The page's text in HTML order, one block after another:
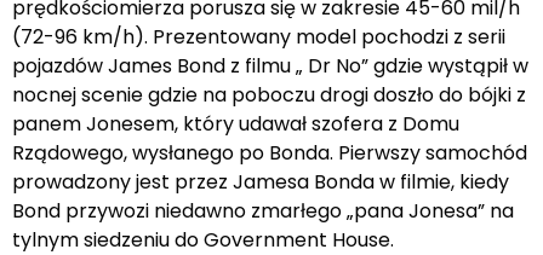
prędkościomierza porusza się w zakresie 45-60 mil/h
(72-96 km/h). Prezentowany model pochodzi z serii
pojazdów James Bond z filmu „ Dr No” gdzie wystąpił w
nocnej scenie gdzie na poboczu drogi doszło do bójki z
panem Jonesem, który udawał szofera z Domu
Rządowego, wysłanego po Bonda. Pierwszy samochód
prowadzony jest przez Jamesa Bonda w filmie, kiedy
Bond przywozi niedawno zmarłego „pana Jonesa” na
tylnym siedzeniu do Government House.